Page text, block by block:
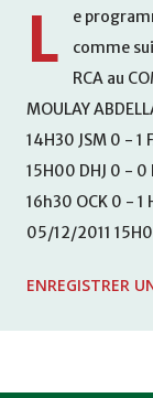
L
e
comme
RCA au
MOULAY
14H30 JSM 0 - 1
15H00 DHJ 0 - 0
16h30 OCK 0 - 1
05/12/2011
KHEMISET
ENREGISTRER